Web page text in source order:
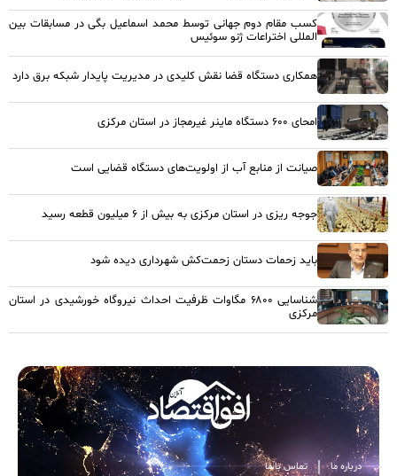
کسب مقام دوم جهانی توسط محمد اسماعیل بگی در مسابقات بین
المللی اختراعات ژنو سوئیس
همکاری دستگاه قضا نقش کلیدی در مدیریت پایدار شبکه برق دارد
امحای ۶۰۰ دستگاه ماینر غیرمجاز در استان مرکزی
صیانت از منابع آب از اولویت‌های دستگاه قضایی است
جوجه ریزی در استان مرکزی به بیش از ۶ میلیون قطعه رسید
باید زحمات دستان زحمت‌کش شهرداری دیده شود
شناسایی ۶۸۰۰ مگاوات ظرفیت احداث نیروگاه خورشیدی در استان
مرکزی
درباره ما تماس با ما